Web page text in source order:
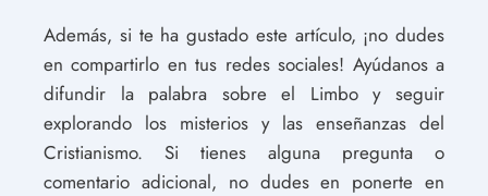
Además, si te ha gustado este artículo, ¡no dudes
en compartirlo en tus redes sociales! Ayúdanos a
difundir la palabra sobre el Limbo y seguir
explorando los misterios y las enseñanzas del
Cristianismo. Si tienes alguna pregunta o
comentario adicional, no dudes en ponerte en